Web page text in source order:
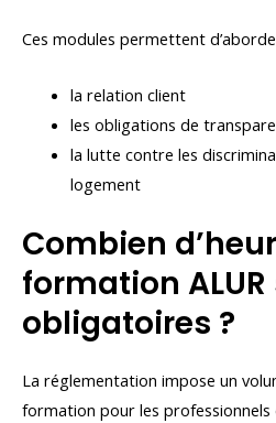
Ces modules permettent
la relation client
les obligations de
la lutte contre les
logement
Combien
formation
obligatoires ?
La réglementation impose un
formation pour les professionnels